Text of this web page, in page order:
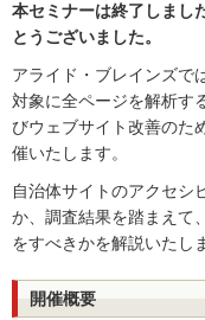
本セミナーは終了しまし
とうございました。
アライド・ブレインズで
対象に全ページを解析す
びウェブサイト改善のた
催いたします。
自治体サイトのアクセシ
か、調査結果を踏まえて
をすべきかを解説いたし
開催概要